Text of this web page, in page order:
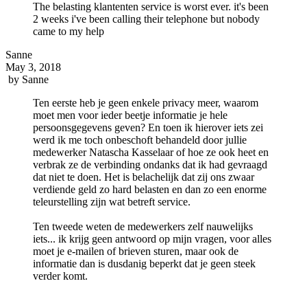
The belasting klantenten service is worst ever. it's been
2 weeks i've been calling their telephone but nobody
came to my help
Sanne
May 3, 2018
by Sanne
Ten eerste heb je geen enkele privacy meer, waarom
moet men voor ieder beetje informatie je hele
persoonsgegevens geven? En toen ik hierover iets zei
werd ik me toch onbeschoft behandeld door jullie
medewerker Natascha Kasselaar of hoe ze ook heet en
verbrak ze de verbinding ondanks dat ik had gevraagd
dat niet te doen. Het is belachelijk dat zij ons zwaar
verdiende geld zo hard belasten en dan zo een enorme
teleurstelling zijn wat betreft service.
Ten tweede weten de medewerkers zelf nauwelijks
iets... ik krijg geen antwoord op mijn vragen, voor alles
moet je e-mailen of brieven sturen, maar ook de
informatie dan is dusdanig beperkt dat je geen steek
verder komt.